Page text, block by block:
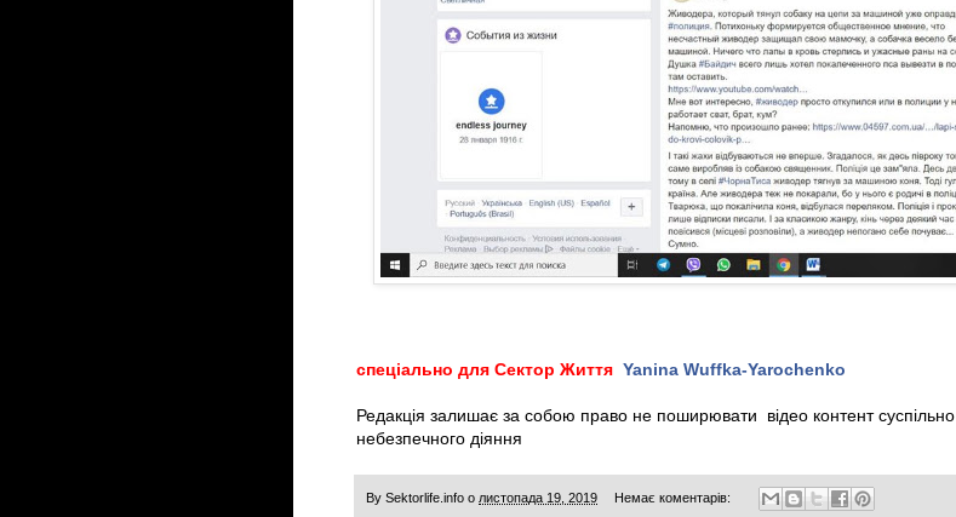
спеціально для Сектор Життя Yanina Wuffka-Yarochenko
Редакція залишає за собою право не поширювати відео контент суспільно
небезпечного діяння
By Sektorlife.info о листопада 19, 2019 Немає коментарів: